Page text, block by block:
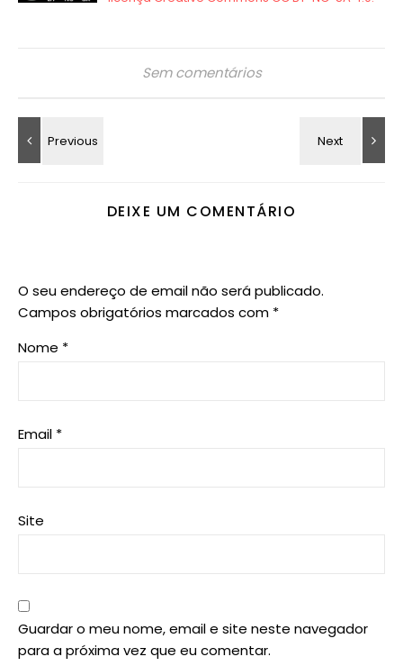
Sem comentários
DEIXE UM COMENTÁRIO
O seu endereço de email não será publicado.
Campos obrigatórios marcados com *
Nome *
Email *
Site
Guardar o meu nome, email e site neste navegador
para a próxima vez que eu comentar.